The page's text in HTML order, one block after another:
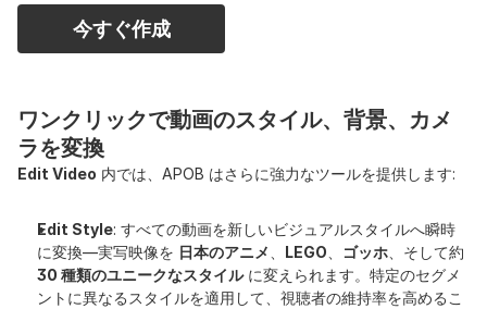
ります。もっと感情を加えたいですか？ 問題ありません。
happy、sad、angry、fearful、disgusted、surprised、neutral
などの表現豊かなトーンから選んで、AIキャラクターを本当に生
今すぐ作成
ワンクリックで動画のスタイル、背景、カメ
ラを変換
Edit Video 内では、APOB はさらに強力なツールを提供します:
Edit Style: すべての動画を新しいビジュアルスタイルへ瞬時
に変換—実写映像を 日本のアニメ LEGO ゴッホ 、そして約
30 種類のユニークなスタイルに変えられます。特定のセグメ
ントに異なるスタイルを適用して、視聴者の維持率を高めるこ